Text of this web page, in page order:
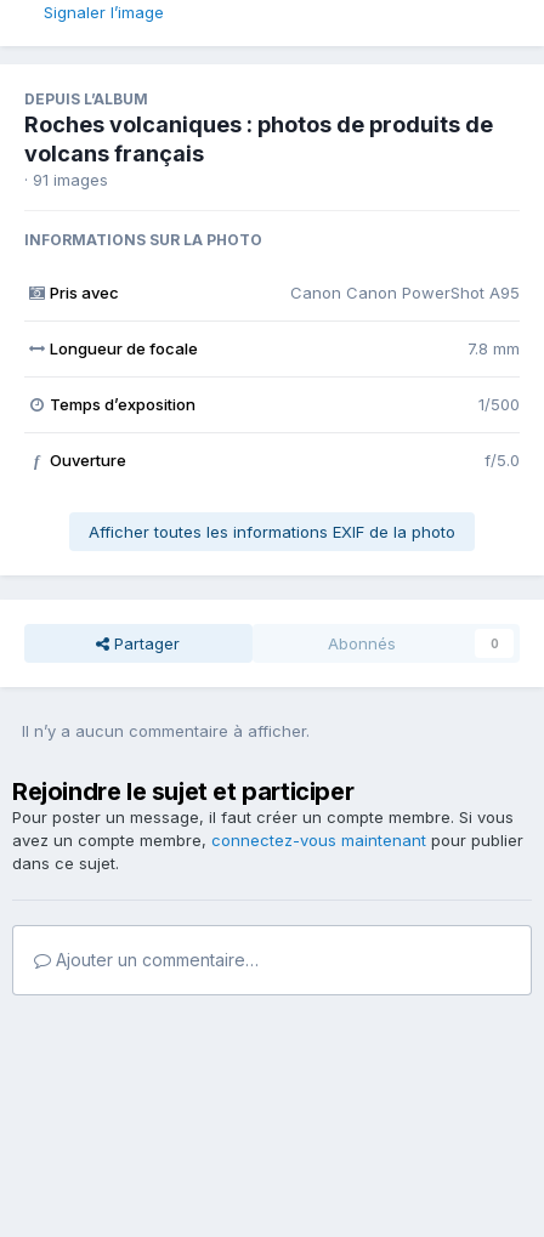
Signaler l’image
DEPUIS L’ALBUM
Roches volcaniques : photos de produits de
volcans français
· 91 images
INFORMATIONS SUR LA PHOTO
Pris avec Canon Canon PowerShot A95
Longueur de focale 7.8 mm
Temps d’exposition 1/500
f Ouverture f/5.0
Afficher toutes les informations EXIF de la photo
Partager Abonnés 0
Il n’y a aucun commentaire à afficher.
Rejoindre le sujet et participer
Pour poster un message, il faut créer un compte membre. Si vous
avez un compte membre, connectez-vous maintenant pour publier
dans ce sujet.
Ajouter un commentaire…